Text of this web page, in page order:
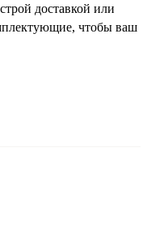
доставкой или
чтобы ваш